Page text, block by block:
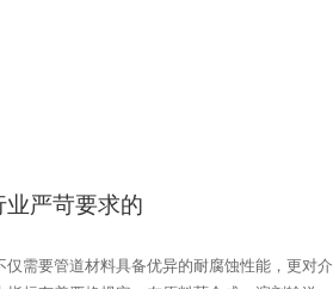
严苛要求的
需要管道材料具备优异的耐腐蚀性能，更对介